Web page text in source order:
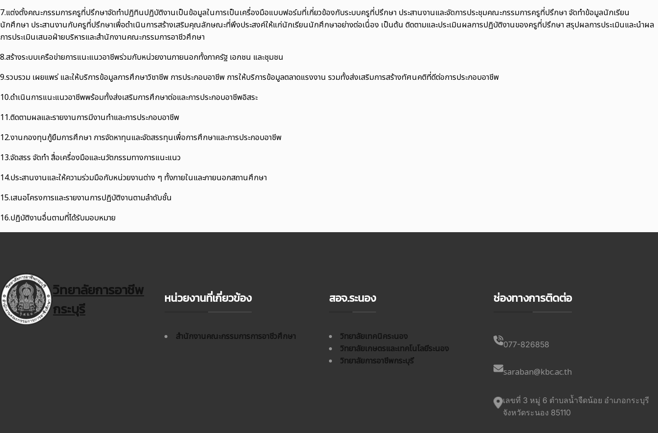
7.แต่งตั้งคณะกรรมการครูที่ปรึกษาจัดทำปฏิทินปฏิบัติงานเป็นข้อมูลในการเป็นเครื่องมือแบบฟอร์มที่เกี่ยวข้องกับระบบครูที่ปรึกษา ประสานงานและจัดการประชุมคณะกรรมการครูที่ปรึกษา จัดทำข้อมูลนักเรียน
นักศึกษา ประสานงานกับครูที่ปรึกษาเพื่อดำเนินการสร้างเสริมคุณลักษณะที่พึงประสงค์ให้แก่นักเรียนนักศึกษาอย่างต่อเนื่อง เป็นต้น ติดตามและประเมินผลการปฏิบัติงานของครูที่ปรึกษา สรุปผลการประเมินและนำผล
การประเมินเสนอฝ่ายบริหารและสำนักงานคณะกรรมการอาชีวศึกษา
8.สร้างระบบเครือข่ายการแนะแนวอาชีพร่วมกับหน่วยงานภายนอกทั้งภาครัฐ เอกชน และชุมชน
9.รวบรวม เผยแพร่ และให้บริการข้อมูลการศึกษาวิชาชีพ การประกอบอาชีพ การให้บริการข้อมูลตลาดแรงงาน รวมทั้งส่งเสริมการสร้างทัศนคติที่ดีต่อการประกอบอาชีพ
10.ดำเนินการแนะแนวอาชีพพร้อมทั้งส่งเสริมการศึกษาต่อและการประกอบอาชีพอิสระ
11.ติดตามผลและรายงานการมีงานทำและการประกอบอาชีพ
12.งานกองทุนกู้ยืมการศึกษา การจัดหาทุนและจัดสรรทุนเพื่อการศึกษาและการประกอบอาชีพ
13.จัดสรร จัดทำ สื่อเครื่องมือและนวัตกรรมทางการแนะแนว
14.ประสานงานและให้ความร่วมมือกับหน่วยงานต่าง ๆ ทั้งภายในและภายนอกสถานศึกษา
15.เสนอโครงการและรายงานการปฏิบัติงานตามลำดับชั้น
16.ปฏิบัติงานอื่นตามที่ได้รับมอบหมาย
วิทยาลัยการอาชีพ
กระบุรี
หน่วยงานที่เกี่ยวข้อง
สำนักงานคณะกรรมการการอาชีวศึกษา
สอจ.ระนอง
วิทยาลัยเทคนิคระนอง
วิทยาลัยเกษตรและเทคโนโลยีระนอง
วิทยาลัยการอาชีพกระบุรี
ช่องทางการติดต่อ
077-826858
saraban@kbc.ac.th
เลขที่ 3 หมู่ 6 ตำบลน้ำจืดน้อย อำเภอกระบุรี
จังหวัดระนอง 85110